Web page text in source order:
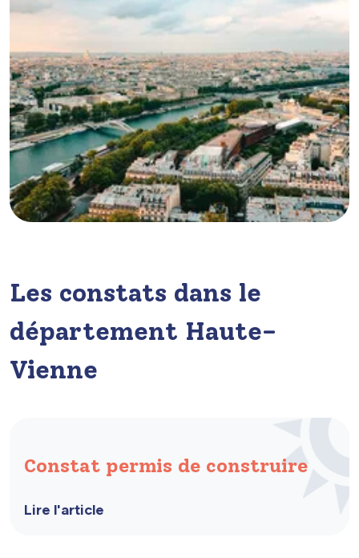
Les constats dans le
département Haute-
Vienne
Constat permis de construire
Lire l'article